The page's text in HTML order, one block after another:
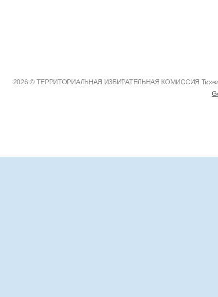
2026 © ТЕРРИТОРИАЛЬНАЯ ИЗБИРАТЕЛЬНАЯ КОМИССИЯ